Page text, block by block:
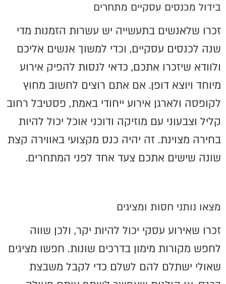
בידול מכנסים עסקיים מתחרים
זכרו שלאנשים בתעשייה יש עשרות הזמנות מדי
שנה לכנסים עסקיים, וכדי למשוך אנשים אליכם
ולוודא שיזכרו אתכם, כדאי לנסות להפיק אירוע
מיוחד ויוצא דופן. אם אתם רוצים לחשוב מחוץ
לקופסה ולארגן אירוע ייחודי באמת, פסטיבל רחוב
קליל וצבעוני עם מוזיקה ודוכני אוכל יכול להיות
בחירה מצוינת. זה יהיה כנס מקצועי באווירה קצת
שונה שישים אתכם צעד אחד לפני המתחרים.
מצאו נותני חסות ומציגים
זכרו שאירוע עסקי יכול להיות יקר, ולכן שווה
לחפש מקורות מימון בדרכים שונות. חפשו מציגים
שאולי ישתלם להם לשלם כדי לקבל משבצת